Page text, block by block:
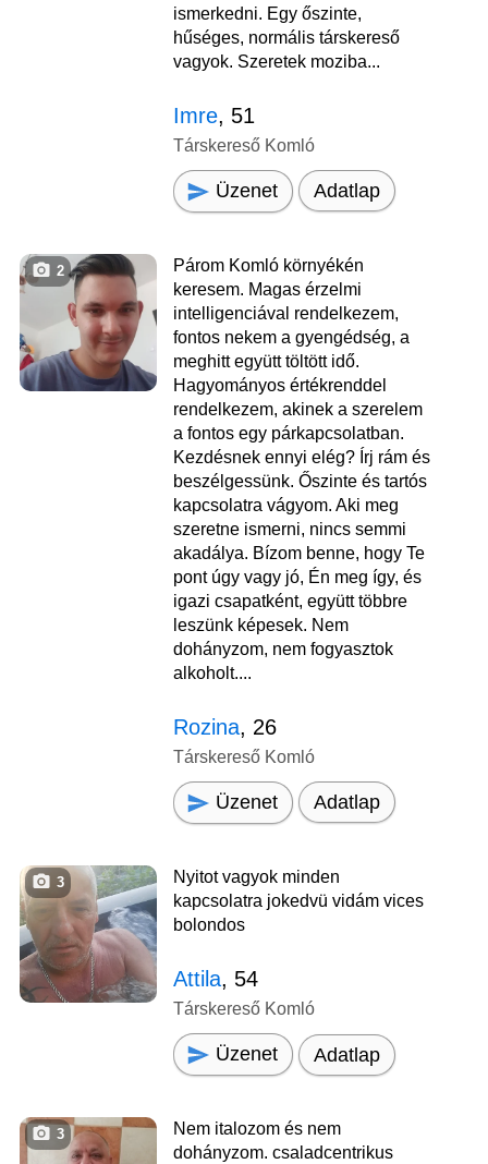
ismerkedni. Egy őszinte,
hűséges, normális társkereső
vagyok. Szeretek moziba...
Imre, 51
Társkereső Komló
Üzenet Adatlap
2
Párom Komló környékén
keresem. Magas érzelmi
intelligenciával rendelkezem,
fontos nekem a gyengédség, a
meghitt együtt töltött idő.
Hagyományos értékrenddel
rendelkezem, akinek a szerelem
a fontos egy párkapcsolatban.
Kezdésnek ennyi elég? Írj rám és
beszélgessünk. Őszinte és tartós
kapcsolatra vágyom. Aki meg
szeretne ismerni, nincs semmi
akadálya. Bízom benne, hogy Te
pont úgy vagy jó, Én meg így, és
igazi csapatként, együtt többre
leszünk képesek. Nem
dohányzom, nem fogyasztok
alkoholt....
Rozina, 26
Társkereső Komló
Üzenet Adatlap
3
Nyitot vagyok minden
kapcsolatra jokedvü vidám vices
bolondos
Attila, 54
Társkereső Komló
Üzenet Adatlap
3
Nem italozom és nem
dohányzom. csaladcentrikus